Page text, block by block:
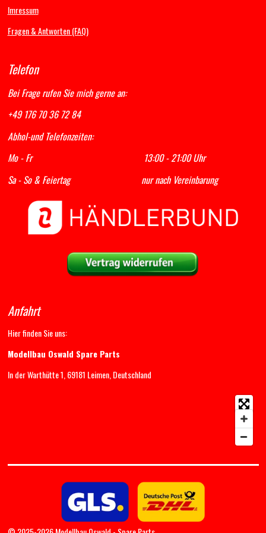
Imressum
Fragen & Antworten (FAQ)
Telefon
Bei Frage rufen Sie mich gerne an:
+49 176 70 36 72 84
Abhol-und Telefonzeiten:
Mo - Fr 13:00 - 21:00 Uhr
Sa - So & Feiertag nur nach Vereinbarung
Anfahrt
Hier finden Sie uns:
Modellbau Oswald Spare Parts
In der Warthütte 1, 69181 Leimen, Deutschland